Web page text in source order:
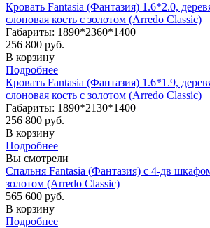
Кровать Fantasia (Фантазия) 1.6*2.0,
слоновая кость с золотом (Arredo Classic)
Габариты: 1890*2360*1400
256 800 руб.
В корзину
Подробнее
Кровать Fantasia (Фантазия) 1.6*1.9,
слоновая кость с золотом (Arredo Classic)
Габариты: 1890*2130*1400
256 800 руб.
В корзину
Подробнее
Вы смотрели
Спальня Fantasia (Фантазия) с 4-дв
золотом (Arredo Classic)
565 600 руб.
В корзину
Подробнее